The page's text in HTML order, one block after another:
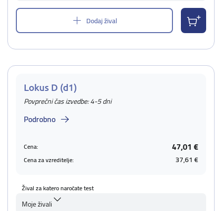
Dodaj žival
Lokus D (d1)
Povprečni čas izvedbe: 4-5 dni
Podrobno
Cena: 47,01 €
Cena za vzreditelje: 37,61 €
Žival za katero naročate test
Moje živali